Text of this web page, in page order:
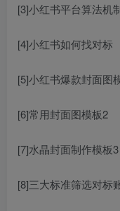
[3]小红书平台算法机
[4]小红书如何找对标
[5]小红书爆款封面图
[6]常用封面图模板2
[7]水晶封面制作模板3
[8]三大标准筛选对标